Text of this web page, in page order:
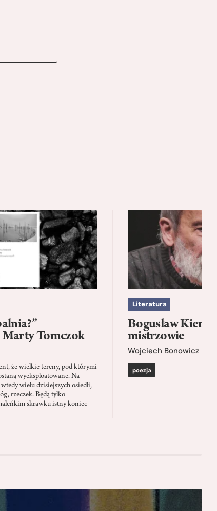
Marty Tomczok
że wielkie tereny, pod którymi
wyeksploatowane. Na
wielu dzisiejszych osiedli,
rzeczek. Będą tylko
skrawku istny koniec
Literatura
Bogusław Kierc
mistrzowie
Wojciech Bonowicz
poezja